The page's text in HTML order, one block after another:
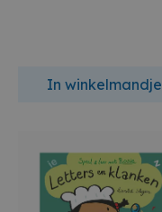
In winkelmandje